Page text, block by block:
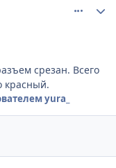
срезан. Всего
красный.
yura_